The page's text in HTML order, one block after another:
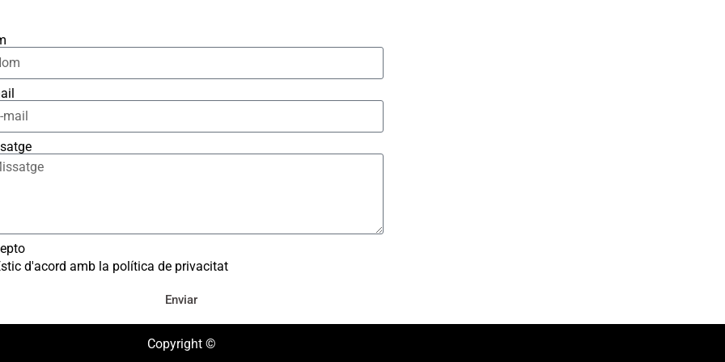
d'acord amb la política de privacitat
Enviar
Copyright ©